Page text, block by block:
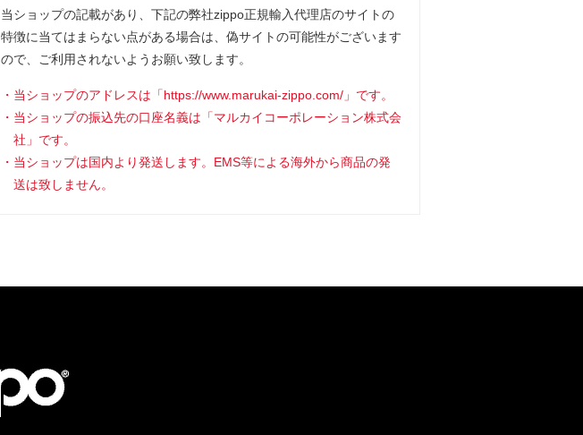
当ショップの記載があり、下記の弊社zippo正規輸入代理店のサイトの
特徴に当てはまらない点がある場合は、偽サイトの可能性がございます
ので、ご利用されないようお願い致します。
当ショップのアドレスは「https://www.marukai-zippo.com/」です。
当ショップの振込先の口座名義は「マルカイコーポレーション株式会
社」です。
当ショップは国内より発送します。EMS等による海外から商品の発
送は致しません。